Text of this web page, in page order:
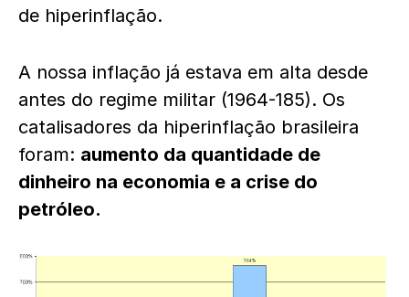
de hiperinflação.
A nossa inflação já estava em alta desde
antes do regime militar (1964-185). Os
catalisadores da hiperinflação brasileira
foram: aumento da quantidade de
dinheiro na economia e a crise do
petróleo.